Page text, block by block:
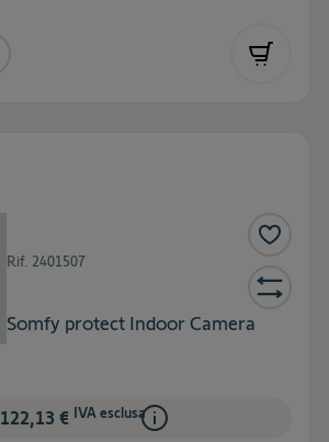
Rif. 2401507
Somfy protect Indoor Camera
122,13 € IVA esclusa